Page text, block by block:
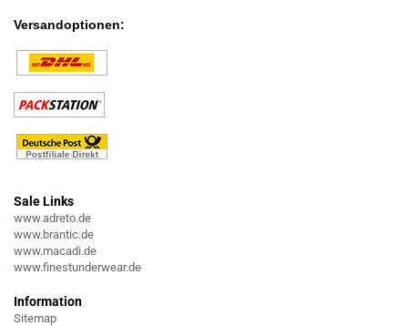
Versandoptionen:
Sale Links
www.adreto.de
www.brantic.de
www.macadi.de
www.finestunderwear.de
Information
Sitemap